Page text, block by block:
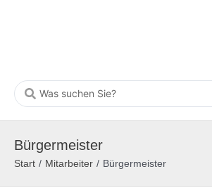
Bürgermeister
Start / Mitarbeiter / Bürgermeister